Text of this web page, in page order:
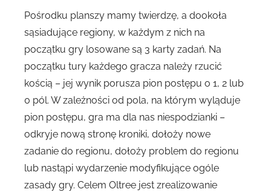
Pośrodku planszy mamy twierdzę, a dookoła
sąsiadujące regiony, w każdym z nich na
początku gry losowane są 3 karty zadań. Na
początku tury każdego gracza należy rzucić
kością – jej wynik porusza pion postępu o 1, 2 lub
0 pól. W zależności od pola, na którym wyląduje
pion postępu, gra ma dla nas niespodzianki –
odkryje nową stronę kroniki, dołoży nowe
zadanie do regionu, dołoży problem do regionu
lub nastąpi wydarzenie modyfikujące ogóle
zasady gry. Celem Oltree jest zrealizowanie